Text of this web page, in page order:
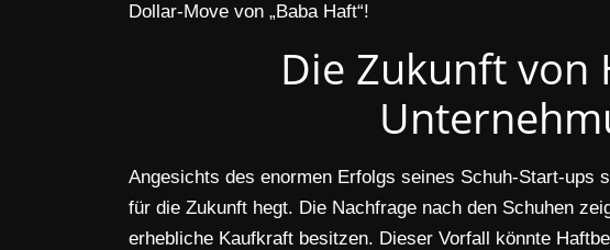
Dollar-Move von „Baba Haft“!
Die Zukunft von
Angesichts des enormen Erfolgs seines Schuh-Start-ups
für die Zukunft hegt. Die Nachfrage nach den Schuhen
erhebliche Kaufkraft besitzen. Dieser Vorfall könnte